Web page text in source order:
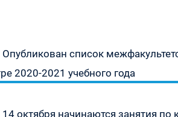
Предыдущая
запись:
Опубликован список
2020-2021 учебного года
Следующая
14 октября начинаются занятия